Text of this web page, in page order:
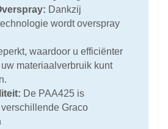
Dankzij
wordt overspray
waardoor u efficiënter
materiaalverbruik kunt
De PAA425 is
Graco